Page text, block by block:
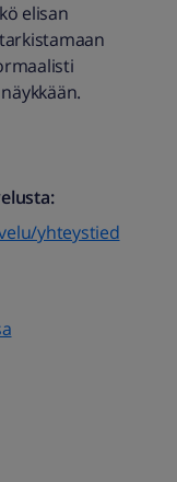
elisan
yhteystied